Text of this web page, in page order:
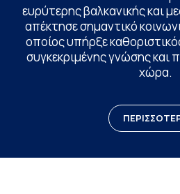
ευρύτερης βαλκανικής και
απέκτησε σημαντικό
οποίος υπήρξε
συγκεκριμένης γνώσης και
χώρα.